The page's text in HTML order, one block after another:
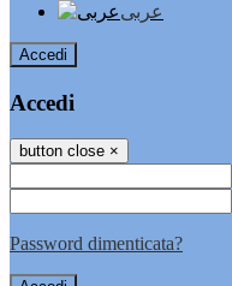
عربى
Accedi
Accedi
button close ×
Password dimenticata?